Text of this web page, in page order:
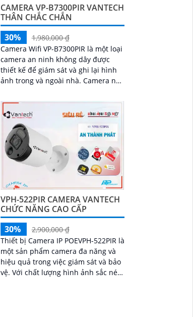
CAMERA VP-B7300PIR VANTECH
THÂN CHẮC CHẮN
30%
1,980,000 ₫
Camera Wifi VP-B7300PIR là một loại
camera an ninh không dây được
thiết kế để giám sát và ghi lại hình
ảnh trong và ngoài nhà. Camera này
cho...
VPH-522PIR CAMERA VANTECH
CHỨC NĂNG CAO CẤP
30%
2,900,000 ₫
Thiết bị Camera IP POEVPH-522PIR là
một sản phẩm camera đa năng và
hiệu quả trong việc giám sát và bảo
vệ. Với chất lượng hình ảnh sắc nét